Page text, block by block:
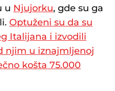
u Njujorku, gde su ga
Optuženi su da su
Italijana i izvodili
njim u iznajmljenoj
košta 75.000